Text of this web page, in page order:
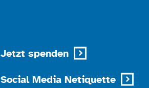
Jetzt spenden
Social Media Netiquette